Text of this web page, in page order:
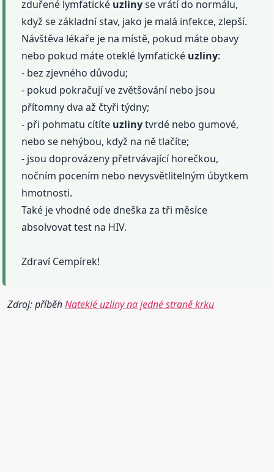
zduřené lymfatické uzlinyse vrátí do normálu,
když se základní stav, jako je malá infekce, zlepší.
Návštěva lékaře je na místě, pokud máte obavy
nebo pokud máte oteklé lymfatické uzliny:
- bez zjevného důvodu;
- pokud pokračují ve zvětšování nebo jsou
přítomny dva až čtyři týdny;
- při pohmatu cítíte uzlinytvrdé nebo gumové,
nebo se nehýbou, když na ně tlačíte;
- jsou doprovázeny přetrvávající horečkou,
nočním pocením nebo nevysvětlitelným úbytkem
hmotnosti.
Také je vhodné ode dneška za tři měsíce
absolvovat test na HIV.
Zdraví Cempírek!
Zdroj: příběhNateklé uzliny na jedné straně krku